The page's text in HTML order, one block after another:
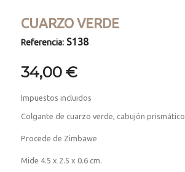
CUARZO VERDE
Referencia: S138
34,00 €
Impuestos incluidos
Colgante de cuarzo verde, cabujón prismático
Procede de Zimbawe
Mide 4.5 x 2.5 x 0.6 cm.